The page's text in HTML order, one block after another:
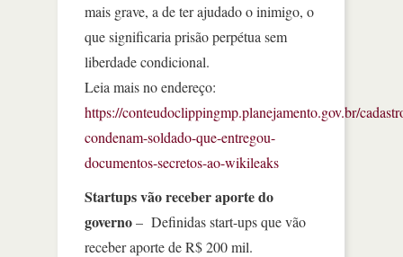
mais grave, a de ter ajudado o inimigo, o
que significaria prisão perpétua sem
liberdade condicional.
Leia mais no endereço:
https://conteudoclippingmp.planejamento.gov.br/
condenam-soldado-que-entregou-
documentos-secretos-ao-wikileaks
Startups vão receber aporte do
governo– Definidas start-ups que vão
receber aporte de R$ 200 mil.